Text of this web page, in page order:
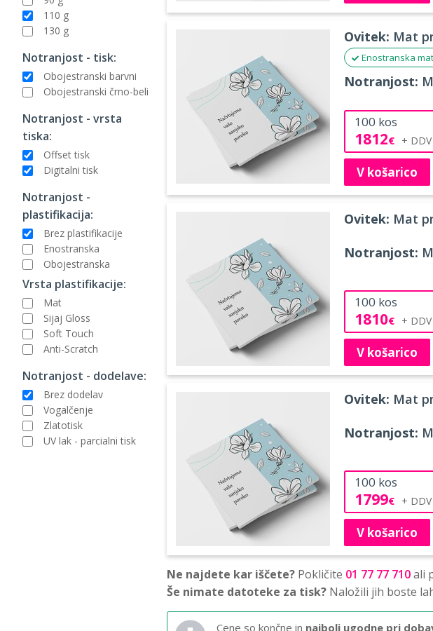
110 g
130 g
Notranjost - tisk:
Obojestranski barvni
Obojestranski črno-beli
Notranjost - vrsta
tiska:
Offset tisk
Digitalni tisk
Notranjost -
plastifikacija:
Brez plastifikacije
Enostranska
Obojestranska
Vrsta plastifikacije:
Mat
Sijaj Gloss
Soft Touch
Anti-Scratch
Notranjost - dodelave:
Brez dodelav
Vogalčenje
Zlatotisk
UV lak - parcialni tisk
Ovitek: Mat
Enostranska
Notranjost:
100 kos
1812€
V košarico
Ovitek: Mat
Notranjost:
100 kos
1810€
V košarico
Ovitek: Mat
Notranjost:
100 kos
1799€
V košarico
Ne najdete kar iščete? Pokličite 01 77 77 710ali
Še nimate datoteke za tisk? Naložili jih boste
Cene so končne in najbolj ugodne pri